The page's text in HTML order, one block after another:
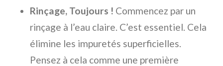
Rinçage, Toujours ! Commencez par un
rinçage à l’eau claire. C’est essentiel. Cela
élimine les impuretés superficielles.
Pensez à cela comme une première